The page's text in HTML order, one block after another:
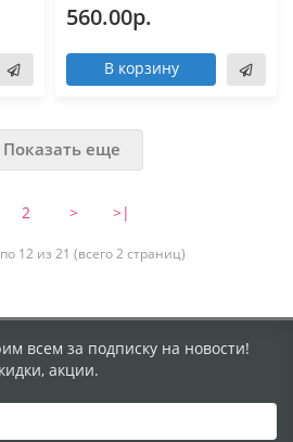
560.00р.
В корзину
Показать еще
2 > >|
12 из 21 (всего 2 страниц)
всем за подписку на новости!
акции.